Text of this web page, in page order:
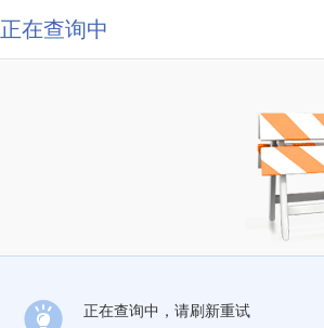
正在查询中
正在查询中，请刷新重试